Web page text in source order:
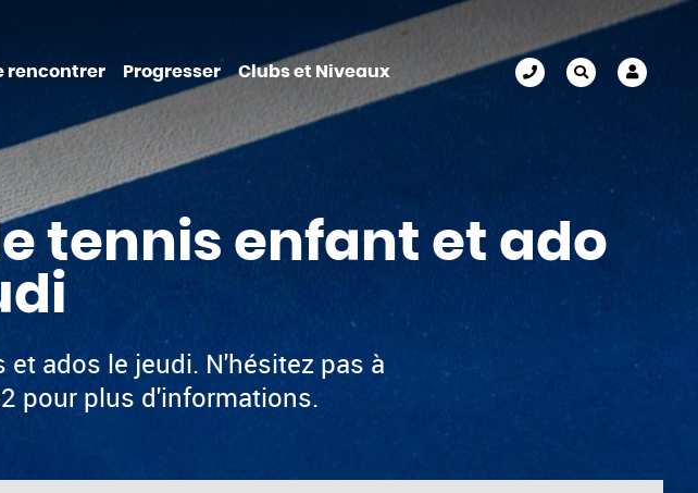
rencontrer Progresser Clubs et Niveaux
tennis enfant et ado
ados le jeudi. N'hésitez pas à
pour plus d'informations.